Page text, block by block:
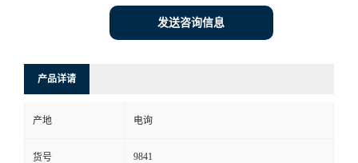
发送咨询信息
产品详请
产地 电询
货号 9841